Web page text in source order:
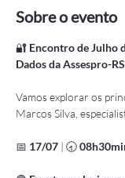
Sobre o evento
🔐 Encontro de Julho
Dados da Assespro-RS
Vamos explorar os
Marcos Silva,
📅 17/07 | 🕣